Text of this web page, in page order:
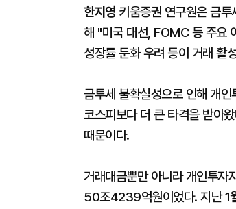
한지영 키움증권 연구원은 금
해 "미국 대선, FOMC 등 주요
성장률 둔화 우려 등이 거래 활
금투세 불확실성으로 인해 개
코스피보다 더 큰 타격을 받아
때문이다.
거래대금뿐만 아니라 개인투자
50조4239억원이었다. 지난